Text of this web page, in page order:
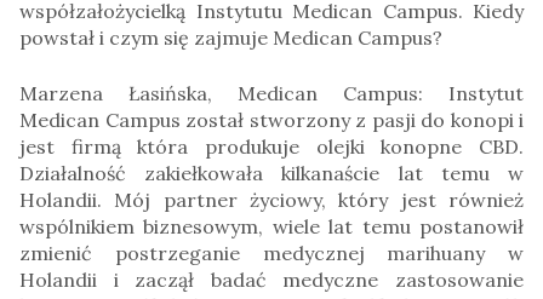
współzałożycielką Instytutu Medican Campus. Kiedy
powstał i czym się zajmuje Medican Campus?
Marzena Łasińska, Medican Campus: Instytut
Medican Campus został stworzony z pasji do konopi i
jest firmą która produkuje olejki konopne CBD.
Działalność zakiełkowała kilkanaście lat temu w
Holandii. Mój partner życiowy, który jest również
wspólnikiem biznesowym, wiele lat temu postanowił
zmienić postrzeganie medycznej marihuany w
Holandii i zaczął badać medyczne zastosowanie